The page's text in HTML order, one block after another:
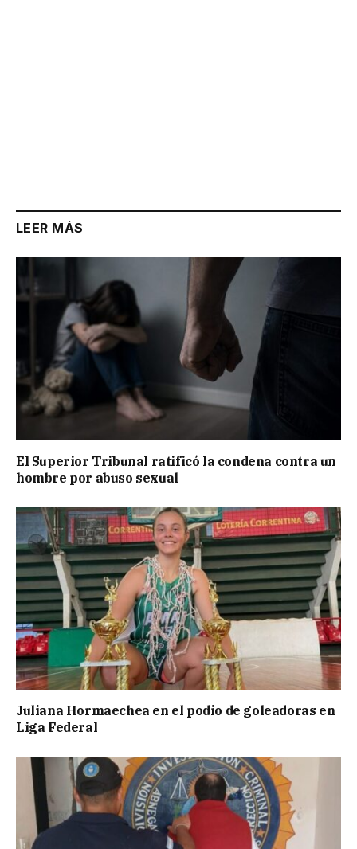
LEER MÁS
El Superior Tribunal ratificó la condena contra un
hombre por abuso sexual
Juliana Hormaechea en el podio de goleadoras en
Liga Federal